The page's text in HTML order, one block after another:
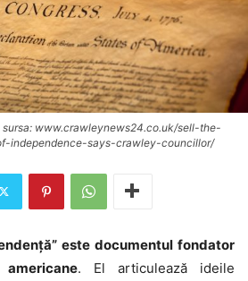
sursa: www.crawleynews24.co.uk/sell-the-
independence-says-crawley-councillor/
este documentul fondator
. El articulează ideile